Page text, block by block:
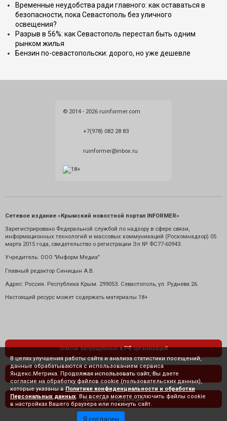
Временные неудобства ради главного: как оставаться в
безопасности, пока Севастополь без уличного
освещения?
Разрыв в 56%: как Севастополь перестал быть одним
рынком жилья
Бензин по-севастопольски: дорого, но уже дешевле
© 2014 - 2026 ruinformer.com
+7(978) 082 28 83
ruinformer@inbox.ru
Сетевое издание «Крымский новостной портал INFORMER»
Зарегистрировано Федеральной службой по надзору в сфере связи,
информационных технологий и массовых коммуникаций (Роскомнадзор) 05
марта 2015 года, свидетельство о регистрации Эл № ФС77-60943.
Учредитель: ООО "Информ Медиа"
Главный редактор Синицын А.В.
Адрес: Россия. Республика Крым. 299053. Севастополь, ул. Руднева 26.
Настоящий ресурс может содержать материалы 18+
список запрещенных в РФ организаций
политика конфиденциальности
правовая информация
В целях улучшения работы сайта и анализа статистики посещений,
данные обрабатываются с использованием сервиса
Яндекс.Метрика. Продолжая использовать сайт, Вы даете
согласие на обработку файлов cookie (пользовательских данных),
которые указаны в Политике конфиденциальности и обработки
Персональных данных . Вы всегда можете отключить файлы cookie
в настройках Вашего браузера или покинуть сайт.
Я согласен